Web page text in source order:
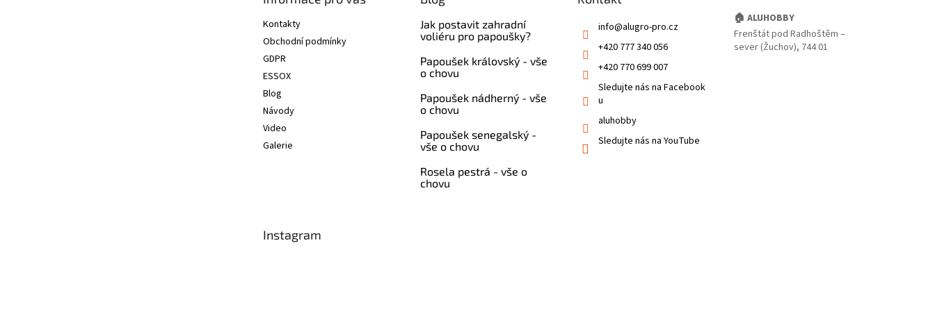
Kontakty
Obchodní podmínky
GDPR
ESSOX
Blog
Návody
Video
Galerie
Jak postavit zahradní
voliéru pro papoušky?
Papoušek královský - vše
o chovu
Papoušek nádherný - vše
o chovu
Papoušek senegalský -
vše o chovu
Rosela pestrá - vše o
chovu
info@alugro-pro.cz
+420 777 340 056
+420 770 699 007
Sledujte nás na Facebook
u
aluhobby
Sledujte nás na YouTube
🏠 ALUHOBBY
Frenštát pod Radhoštěm –
sever (Žuchov), 744 01
Instagram